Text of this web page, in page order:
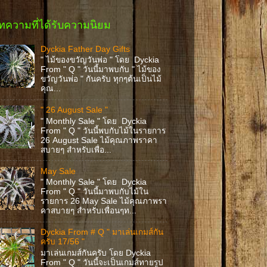
ความที่ได้รับความนิยม
Dyckia Father Day Gifts
" ไม้ของขวัญวันพ่อ " โดย Dyckia
From " Q " วันนี้มาพบกับ " ไม้ของ
ขวัญวันพ่อ " กันครับ ทุกๆต้นเป็นไม้
คุณ...
" 26 August Sale "
" Monthly Sale " โดย Dyckia
From " Q " วันนี้พบกับไม้ในรายการ
26 August Sale ไม้คุณภาพราคา
สบายๆ สำหรับเพื่อ...
May Sale
" Monthly Sale " โดย Dyckia
From " Q " วันนี้มาพบกับไม้ใน
รายการ 26 May Sale ไม้คุณภาพรา
คาสบายๆ สำหรับเพื่อนๆท...
Dyckia From # Q " มาเล่นเกมส์กัน
ครับ 17/56 "
มาเล่นเกมส์กันครับ โดย Dyckia
From " Q " วันนี้จะเป็นเกมส์ทายรูป